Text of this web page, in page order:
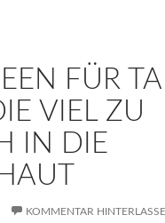
FÜR
VIEL ZU
IN DIE
KOMMENTAR